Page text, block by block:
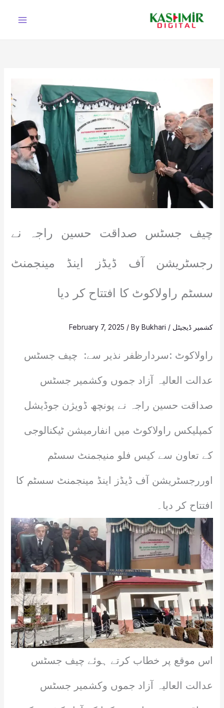
چیف جسٹس صداقت حسین راجہ نے
رجسٹریشن آف ڈیڈز اینڈ مینجمنٹ
سسٹم راولاکوٹ کا افتتاح کر دیا
کشمیر ڈیجیٹل /
February 7, 2025 / ByBukhari
راولاکوٹ :سردارظفر نذیر سے: چیف جسٹس
عدالت العالیہ آزاد جموں وکشمیر جسٹس
صداقت حسین راجہ نے پونچھ ڈویژن جوڈیشل
کمپلیکس راولاکوٹ میں انفارمیشن ٹیکنالوجی
کے تعاون سے کیس فلو منیجمنٹ سسٹم
اوررجسٹریشن آف ڈیڈز اینڈ مینجمنٹ سسٹم کا
افتتاح کر دیا۔
اس موقع پر خطاب کرتے ہوئے چیف جسٹس
عدالت العالیہ آزاد جموں وکشمیر جسٹس